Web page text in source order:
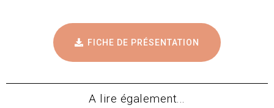
FICHE DE PRÉSENTATION
A lire également...